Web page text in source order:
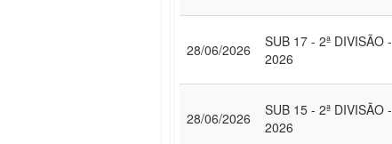
28/06/2026
SUB 17 - 2ª DIVISÃO -
2026
28/06/2026
SUB 15 - 2ª DIVISÃO -
2026